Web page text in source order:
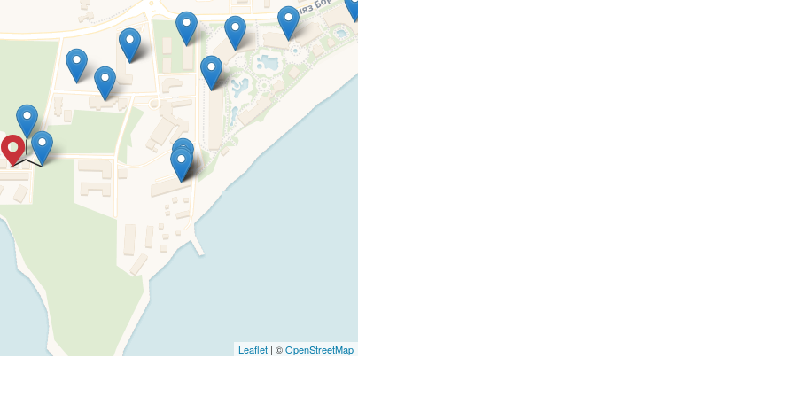
Leaflet | ©OpenStreetMap